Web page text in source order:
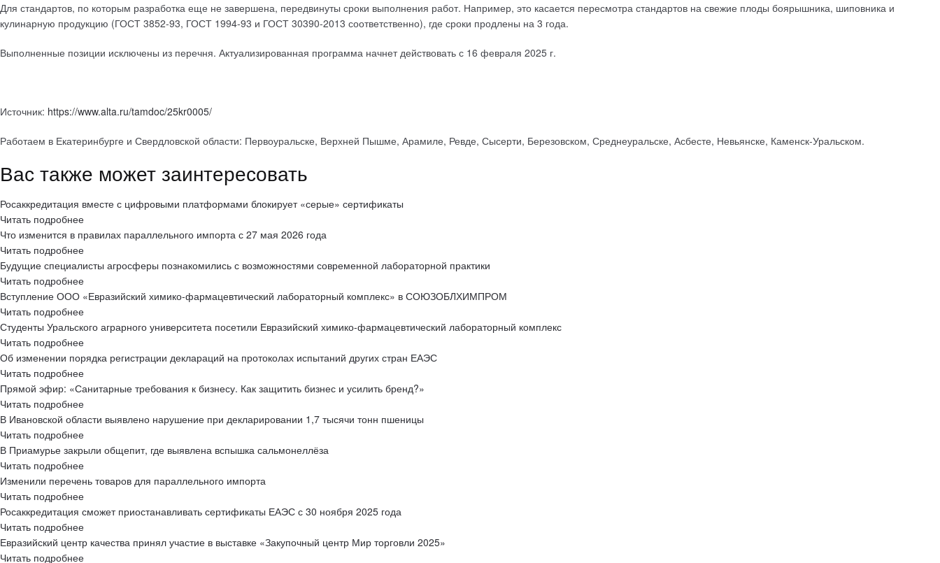
Для стандартов, по которым разработка еще не завершена, передвинуты сроки выполнения работ. Например, это касается пересмотра стандартов на свежие плоды боярышника, шиповника и
кулинарную продукцию (ГОСТ 3852-93, ГОСТ 1994-93 и ГОСТ 30390-2013 соответственно), где сроки продлены на 3 года.
Выполненные позиции исключены из перечня. Актуализированная программа начнет действовать с 16 февраля 2025 г.
Источник: https://www.alta.ru/tamdoc/25kr0005/
Работаем в Екатеринбурге и Свердловской области: Первоуральске, Верхней Пышме, Арамиле, Ревде, Сысерти, Березовском, Среднеуральске, Асбесте, Невьянске, Каменск-Уральском.
Вас также может заинтересовать
Росаккредитация вместе с цифровыми платформами блокирует «серые» сертификаты
Читать подробнее
Что изменится в правилах параллельного импорта с 27 мая 2026 года
Читать подробнее
Будущие специалисты агросферы познакомились с возможностями современной лабораторной практики
Читать подробнее
Вступление ООО «Евразийский химико-фармацевтический лабораторный комплекс» в СОЮЗОБЛХИМПРОМ
Читать подробнее
Студенты Уральского аграрного университета посетили Евразийский химико-фармацевтический лабораторный комплекс
Читать подробнее
Об изменении порядка регистрации деклараций на протоколах испытаний других стран ЕАЭС
Читать подробнее
Прямой эфир: «Санитарные требования к бизнесу. Как защитить бизнес и усилить бренд?»
Читать подробнее
В Ивановской области выявлено нарушение при декларировании 1,7 тысячи тонн пшеницы
Читать подробнее
В Приамурье закрыли общепит, где выявлена вспышка сальмонеллёза
Читать подробнее
Изменили перечень товаров для параллельного импорта
Читать подробнее
Росаккредитация сможет приостанавливать сертификаты ЕАЭС с 30 ноября 2025 года
Читать подробнее
Евразийский центр качества принял участие в выставке «Закупочный центр Мир торговли 2025»
Читать подробнее